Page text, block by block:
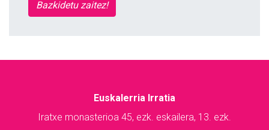
Bazkidetu zaitez!
Euskalerria Irratia
Iratxe monasterioa 45, ezk. eskailera, 13. ezk.